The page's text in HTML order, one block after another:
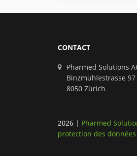
CONTACT
Pharmed Solutions
Binzmühlestrasse 97
8050 Zürich
2026 | Pharmed
protection des données